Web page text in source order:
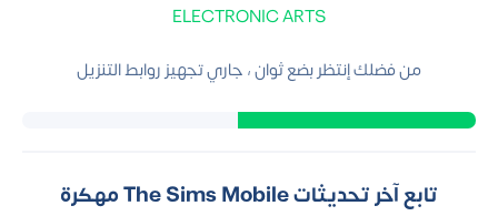
ELECTRONIC ARTS
من فضلك إنتظر بضع ثوان ، جاري تجهيز روابط التنزيل
تابع آخر تحديثات The Sims Mobile مهكرة